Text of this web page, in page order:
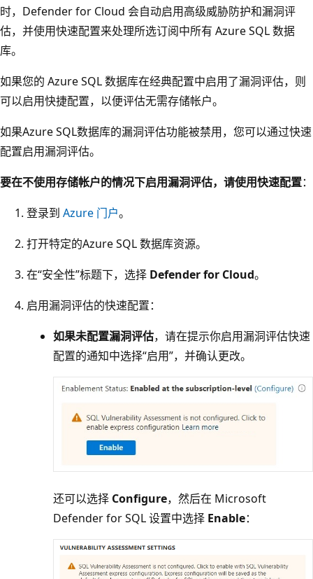
时，Defender for Cloud 会自动启用高级威胁防护和漏洞评
估，并使用快速配置来处理所选订阅中所有 Azure SQL 数据
库。
如果您的 Azure SQL 数据库在经典配置中启用了漏洞评估，则
可以启用快捷配置，以便评估无需存储帐户。
如果Azure SQL数据库的漏洞评估功能被禁用，您可以通过快速
配置启用漏洞评估。
要在不使用存储帐户的情况下启用漏洞评估，请使用快速配置：
登录到 Azure 门户。
打开特定的Azure SQL 数据库资源。
在“安全性”标题下，选择 Defender for Cloud。
启用漏洞评估的快速配置：
如果未配置漏洞评估，请在提示你启用漏洞评估快速
配置的通知中选择“启用”，并确认更改。
还可以选择 Configure，然后在 Microsoft
Defender for SQL 设置中选择 Enable：